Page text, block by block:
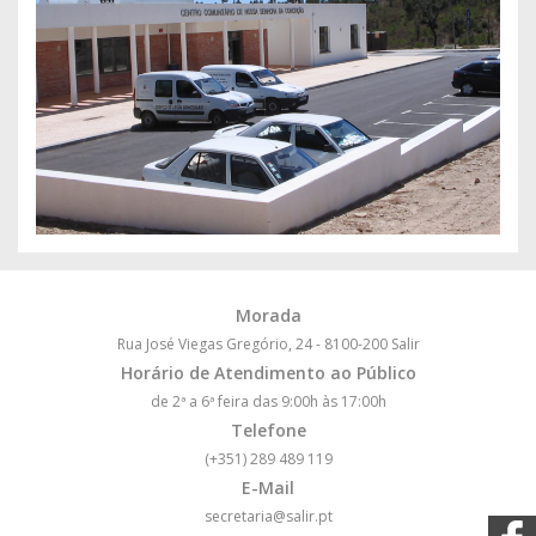
Morada
Rua José Viegas Gregório, 24 - 8100-200 Salir
Horário de Atendimento ao Público
de 2ª a 6ª feira das 9:00h às 17:00h
Telefone
(+351) 289 489 119
E-Mail
secretaria@salir.pt